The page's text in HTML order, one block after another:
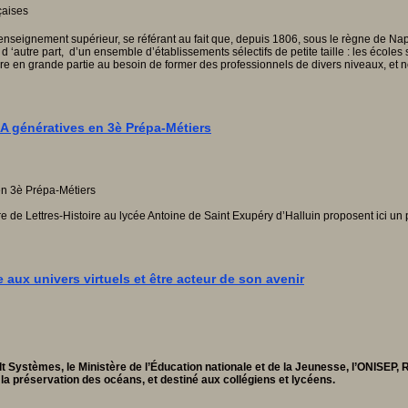
supérieur, se référant au fait que, depuis 1806, sous le règne de
part, d’un ensemble d’établissements sélectifs de petite taille : les
grande partie au besoin de former des professionnels de divers niveaux,
génératives en 3è Prépa-Métiers
Lettres-Histoire au lycée Antoine de Saint Exupéry d’Halluin proposent ici
univers virtuels et être acteur de son avenir
le Ministère de l’Éducation nationale et de la Jeunesse,
préservation des océans, et destiné aux collégiens et lycéens.